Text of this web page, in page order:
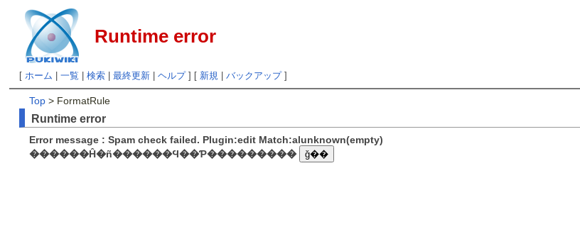
Runtime error
[ ホーム 一覧 検索| 最終更新| ヘルプ] [ 新規| バックアップ]
Top > FormatRule
Runtime error
Error message : Spam check failed. Plugin:edit Match:alunknown(empty)
������Ĥ�ñ������Ϥ��Ƥ���������